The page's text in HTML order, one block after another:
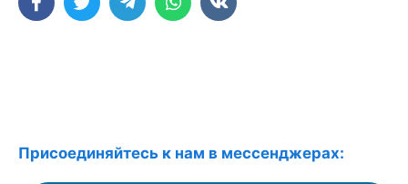
Присоединяйтесь к нам в мессенджерах: